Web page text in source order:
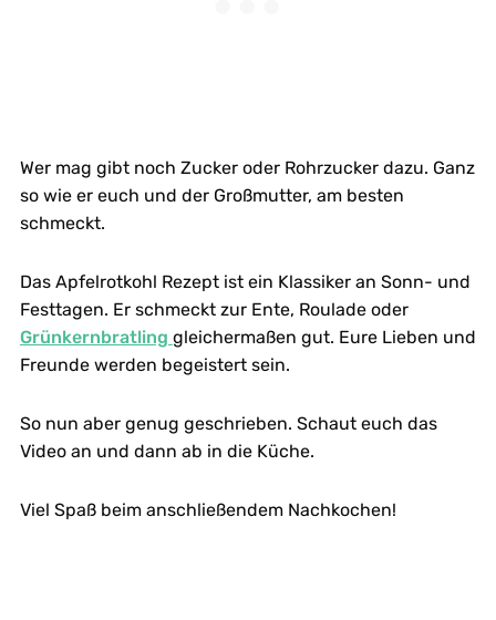
Wer mag gibt noch Zucker oder Rohrzucker dazu. Ganz
so wie er euch und der Großmutter, am besten
schmeckt.
Das Apfelrotkohl Rezept ist ein Klassiker an Sonn- und
Festtagen. Er schmeckt zur Ente, Roulade oder
Grünkernbratling gleichermaßen gut. Eure Lieben und
Freunde werden begeistert sein.
So nun aber genug geschrieben. Schaut euch das
Video an und dann ab in die Küche.
Viel Spaß beim anschließendem Nachkochen!